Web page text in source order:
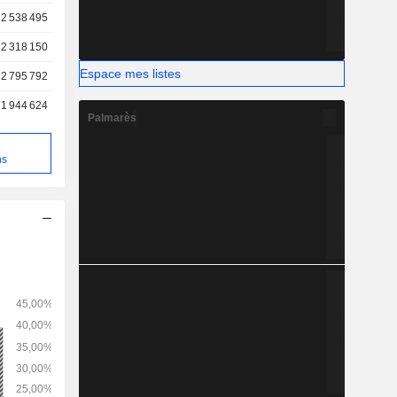
2 538 495
2 318 150
2 795 792
1 944 624
Espace mes listes
Palmarès